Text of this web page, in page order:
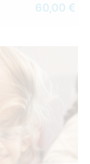
60,00 €